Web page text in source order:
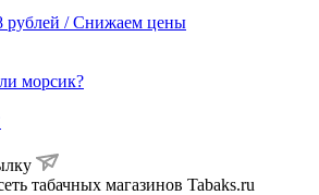
рублей / Снижаем цены
морсик?
табачных магазинов Tabaks.ru